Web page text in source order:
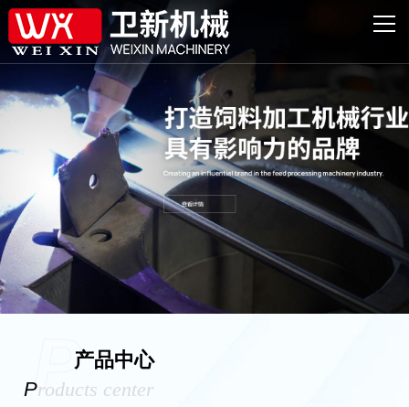
网站首页
服务与支持
新闻资讯
关于卫新
联系我们
P产品中心
Products center